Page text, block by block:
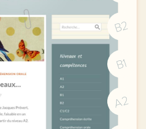
B2
B1
A2